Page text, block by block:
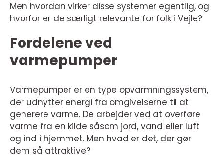
Men hvordan virker disse systemer egentlig, og
hvorfor er de særligt relevante for folk i Vejle?
Fordelene ved
varmepumper
Varmepumper er en type opvarmningssystem,
der udnytter energi fra omgivelserne til at
generere varme. De arbejder ved at overføre
varme fra en kilde såsom jord, vand eller luft
og ind i hjemmet. Men hvad er det, der gør
dem så attraktive?